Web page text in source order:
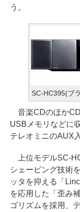
う。
SC-HC395(ブ
音楽CDのほか
USBメモリなどに
テレオミニのAUX
上位モデルSC-
シェーピング技術
ッタを抑える「
を応用した「歪み
ゴリズムを採用、